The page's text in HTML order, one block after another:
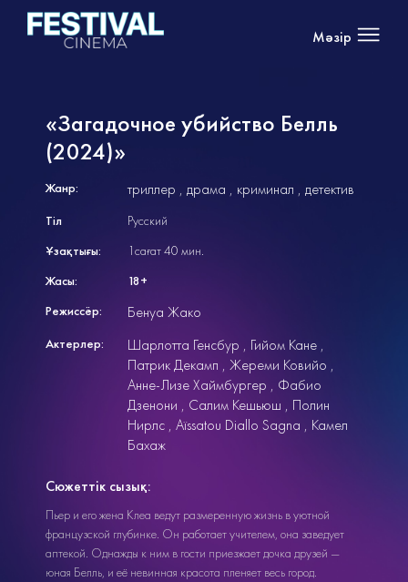
Мәзір
«Загадочное убийство Белль
(2024)»
Жанр: триллер драма криминал детектив
Тіл
Русский
Ұзақтығы:
1сағат 40 мин.
Жасы:
18+
Режиссёр:
Бенуа Жако
Актерлер: Шарлотта Генсбур
Гийом Кане
Патрик Декамп
Жереми Ковийо
Анне-Лизе Хаймбургер
Фабио
Дзенони
Салим Кешьюш
Полин
Нирлс Aïssatou Diallo Sagna
Камел
Бахаж
Сюжеттік сызық:
Пьер и его жена Клеа ведут размеренную жизнь в уютной
французской глубинке. Он работает учителем, она заведует
аптекой. Однажды к ним в гости приезжает дочка друзей —
юная Белль, и её невинная красота пленяет весь город.